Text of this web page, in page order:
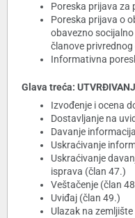
Poreska prijava za
Poreska prijava o
obavezno
članove
Informativna
Glava treća:
Izvođenje i ocena
Dostavljanje na
Davanje
Uskraćivanje
Uskraćivanje
isprava (član 47.)
Veštačenje (član
Uviđaj (član 49.)
Ulazak na